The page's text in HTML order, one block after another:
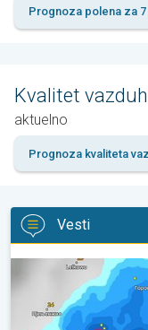
Prognoza polena za 7
Kvalitet
aktuelno
Prognoza kvaliteta
Vesti
Krupna zrna grada u